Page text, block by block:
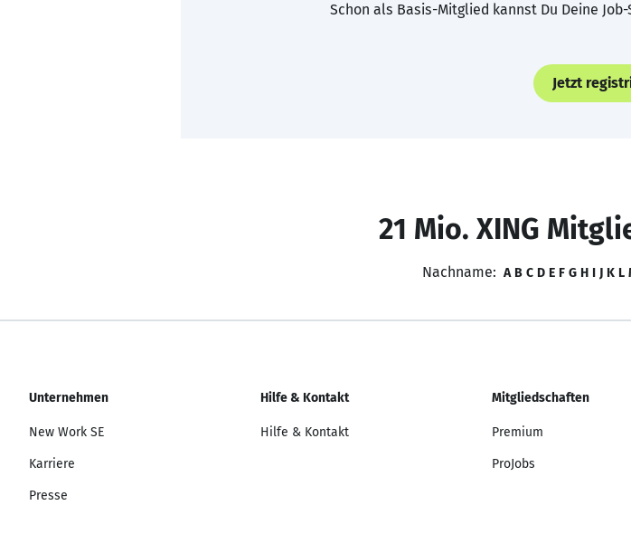
Schon als Basis-Mitglied kannst Du Deine
Jetzt
21 Mio. XING
Nachname: A B C D E F G H I J K L
Unternehmen
New Work SE
Karriere
Presse
Hilfe & Kontakt
Hilfe & Kontakt
Mitgliedschaften
Premium
ProJobs